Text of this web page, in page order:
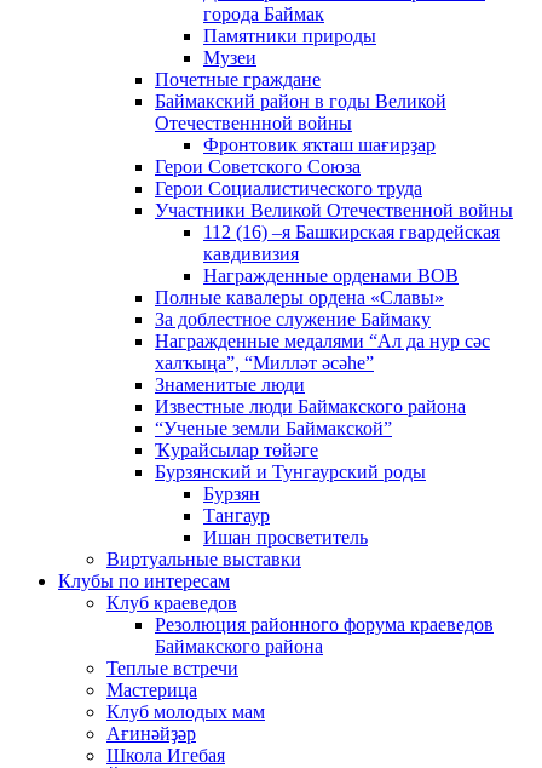
города Баймак
Памятники природы
Музеи
Почетные граждане
Баймакский район в годы Великой
Отечественнной войны
Фронтовик яҡташ шағирҙар
Герои Советского Союза
Герои Социалистического труда
Участники Великой Отечественной войны
112 (16) –я Башкирская гвардейская
кавдивизия
Награжденные орденами ВОВ
Полные кавалеры ордена «Славы»
За доблестное служение Баймаку
Награжденные медалями “Ал да нур сәс
халҡыңа”, “Милләт әсәһе”
Знаменитые люди
Известные люди Баймакского района
“Ученые земли Баймакской”
Ҡурайсылар төйәге
Бурзянский и Тунгаурский роды
Бурзян
Тангаур
Ишан просветитель
Виртуальные выставки
Клубы по интересам
Клуб краеведов
Резолюция районного форума краеведов
Баймакского района
Теплые встречи
Мастерица
Клуб молодых мам
Ағинәйҙәр
Школа Игебая